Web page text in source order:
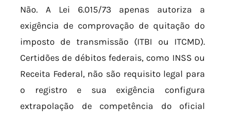
Não. A Lei 6.015/73 apenas autoriza a
exigência de comprovação de quitação do
imposto de transmissão (ITBI ou ITCMD).
Certidões de débitos federais, como INSS ou
Receita Federal, não são requisito legal para
o registro e sua exigência configura
extrapolação de competência do oficial